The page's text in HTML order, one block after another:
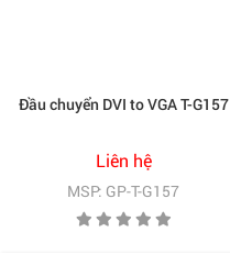
Đầu chuyển DVI to VGA T-G157
Liên hệ
MSP: GP-T-G157